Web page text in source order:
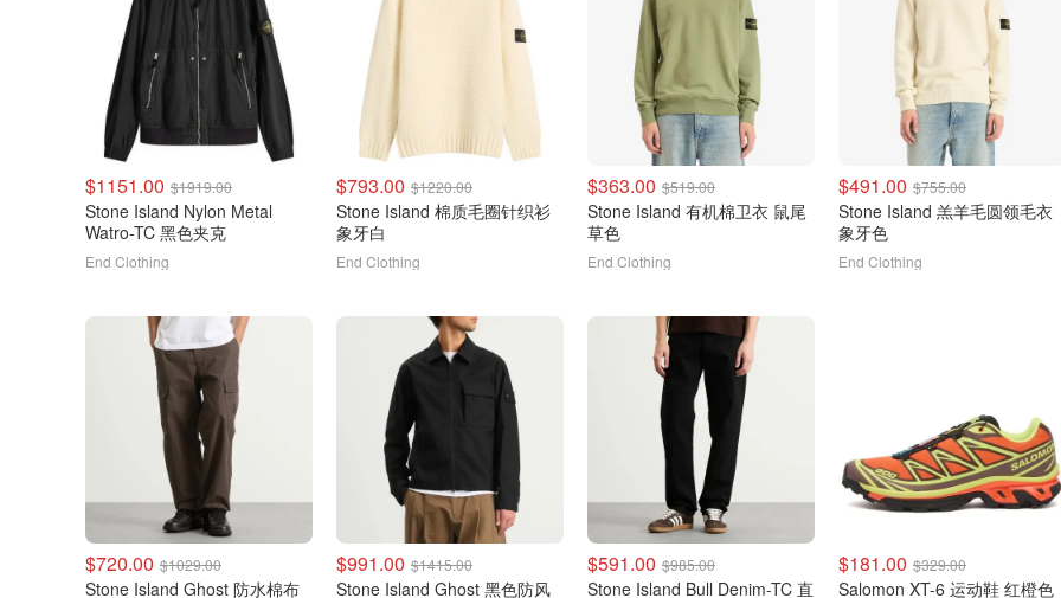
$1151.00 $1919.00
Stone Island Nylon Metal
Watro-TC 黑色夹克
End Clothing
$793.00 $1220.00
Stone Island 棉质毛圈针织衫
象牙白
End Clothing
$363.00 $519.00
Stone Island 有机棉卫衣 鼠尾
草色
End Clothing
$491.00 $755.00
Stone Island 羔羊毛圆领毛衣
象牙色
End Clothing
$720.00 $1029.00
Stone Island Ghost 防水棉布
$991.00 $1415.00
Stone Island Ghost 黑色防风
$591.00 $985.00
Stone Island Bull Denim-TC 直
$181.00 $329.00
Salomon XT-6 运动鞋 红橙色